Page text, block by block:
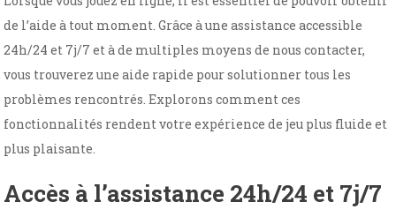
de l’aide à tout moment. Grâce à une assistance accessible
24h/24 et 7j/7 et à de multiples moyens de nous contacter,
vous trouverez une aide rapide pour solutionner tous les
problèmes rencontrés. Explorons comment ces
fonctionnalités rendent votre expérience de jeu plus fluide et
plus plaisante.
Accès à l’assistance 24h/24 et 7j/7